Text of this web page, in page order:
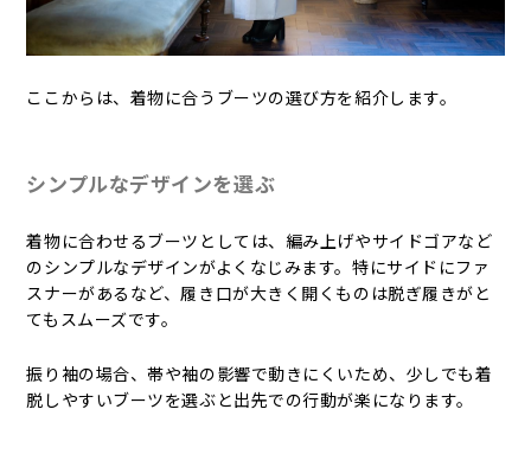
ここからは、着物に合うブーツの選び方を紹介します。
シンプルなデザインを選ぶ
着物に合わせるブーツとしては、編み上げやサイドゴアなど
のシンプルなデザインがよくなじみます。特にサイドにファ
スナーがあるなど、履き口が大きく開くものは脱ぎ履きがと
てもスムーズです。
振り袖の場合、帯や袖の影響で動きにくいため、少しでも着
脱しやすいブーツを選ぶと出先での行動が楽になります。